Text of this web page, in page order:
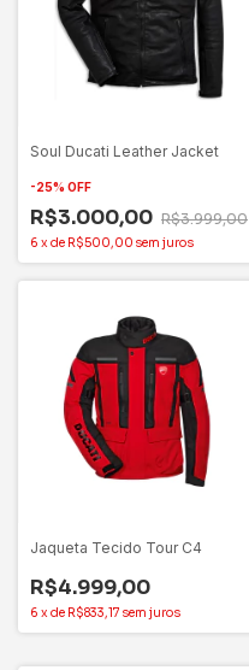
Soul Ducati Leather Jacket
-25% OFF
R$3.000,00 R$3.999,00
6 xde R$500,00 sem juros
Jaqueta Tecido Tour C4
R$4.999,00
6 xde R$833,17 sem juros